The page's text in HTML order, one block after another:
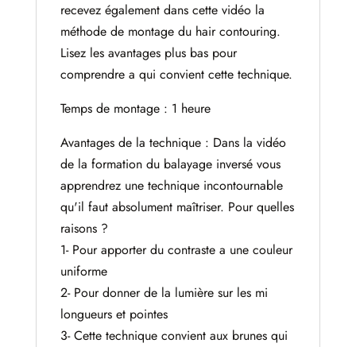
recevez également dans cette vidéo la
méthode de montage du hair contouring.
Lisez les avantages plus bas pour
comprendre a qui convient cette technique.
Temps de montage : 1 heure
Avantages de la technique : Dans la vidéo
de la formation du balayage inversé vous
apprendrez une technique incontournable
qu'il faut absolument maîtriser. Pour quelles
raisons ?
1- Pour apporter du contraste a une couleur
uniforme
2- Pour donner de la lumière sur les mi
longueurs et pointes
3- Cette technique convient aux brunes qui